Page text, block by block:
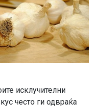
исклучителни
често ги одвраќа